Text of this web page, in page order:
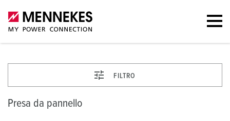
FILTRO
Presa da pannello